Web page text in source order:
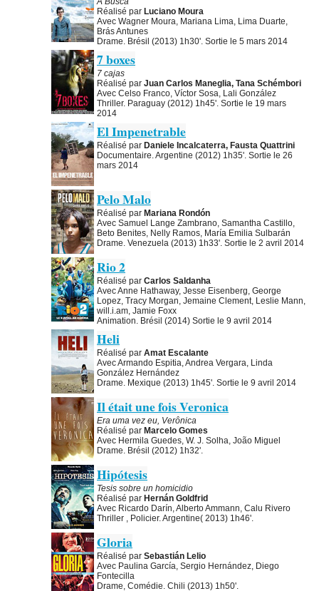
Réalisé par Luciano Moura
Avec Wagner Moura, Mariana Lima, Lima Duarte,
Brás Antunes
Drame. Brésil (2013) 1h30'. Sortie le 5 mars 2014
7 boxes
7 cajas
Réalisé par Juan Carlos Maneglia, Tana Schémbori
Avec Celso Franco, Víctor Sosa, Lali González
Thriller. Paraguay (2012) 1h45'. Sortie le 19 mars
2014
El Impenetrable
Réalisé par Daniele Incalcaterra, Fausta Quattrini
Documentaire. Argentine (2012) 1h35'. Sortie le 26
mars 2014
Pelo Malo
Réalisé par Mariana Rondón
Avec Samuel Lange Zambrano, Samantha Castillo,
Beto Benites, Nelly Ramos, María Emilia Sulbarán
Drame. Venezuela (2013) 1h33'. Sortie le 2 avril 2014
Rio 2
Réalisé par Carlos Saldanha
Avec Anne Hathaway, Jesse Eisenberg, George
Lopez, Tracy Morgan, Jemaine Clement, Leslie Mann,
will.i.am, Jamie Foxx
Animation. Brésil (2014) Sortie le 9 avril 2014
Heli
Réalisé par Amat Escalante
Avec Armando Espitia, Andrea Vergara, Linda
González Hernández
Drame. Mexique (2013) 1h45'. Sortie le 9 avril 2014
Il était une fois Veronica
Era uma vez eu, Verônica
Réalisé par Marcelo Gomes
Avec Hermila Guedes, W. J. Solha, João Miguel
Drame. Brésil (2012) 1h32'.
Hipótesis
Tesis sobre un homicidio
Réalisé par Hernán Goldfrid
Avec Ricardo Darín, Alberto Ammann, Calu Rivero
Thriller , Policier. Argentine( 2013) 1h46'.
Gloria
Réalisé par Sebastián Lelio
Avec Paulina García, Sergio Hernández, Diego
Fontecilla
Drame, Comédie. Chili (2013) 1h50'.